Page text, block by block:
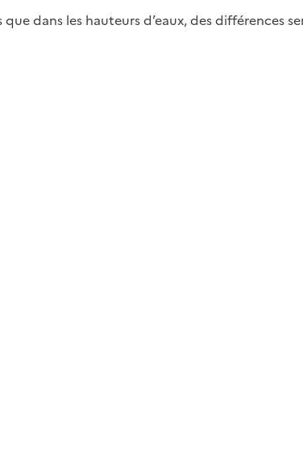
dans les hauteurs d’eaux, des différences